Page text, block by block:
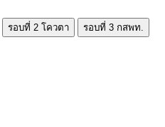
รอบที่ 2 โควตา
รอบที่ 3 กสพท.